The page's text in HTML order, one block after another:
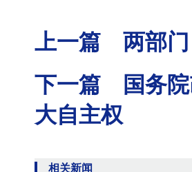
上一篇 两部门
下一篇 国务院
大自主权
相关新闻